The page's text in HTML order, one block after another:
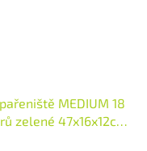
MEDIUM 18
zelené 47x16x12cm